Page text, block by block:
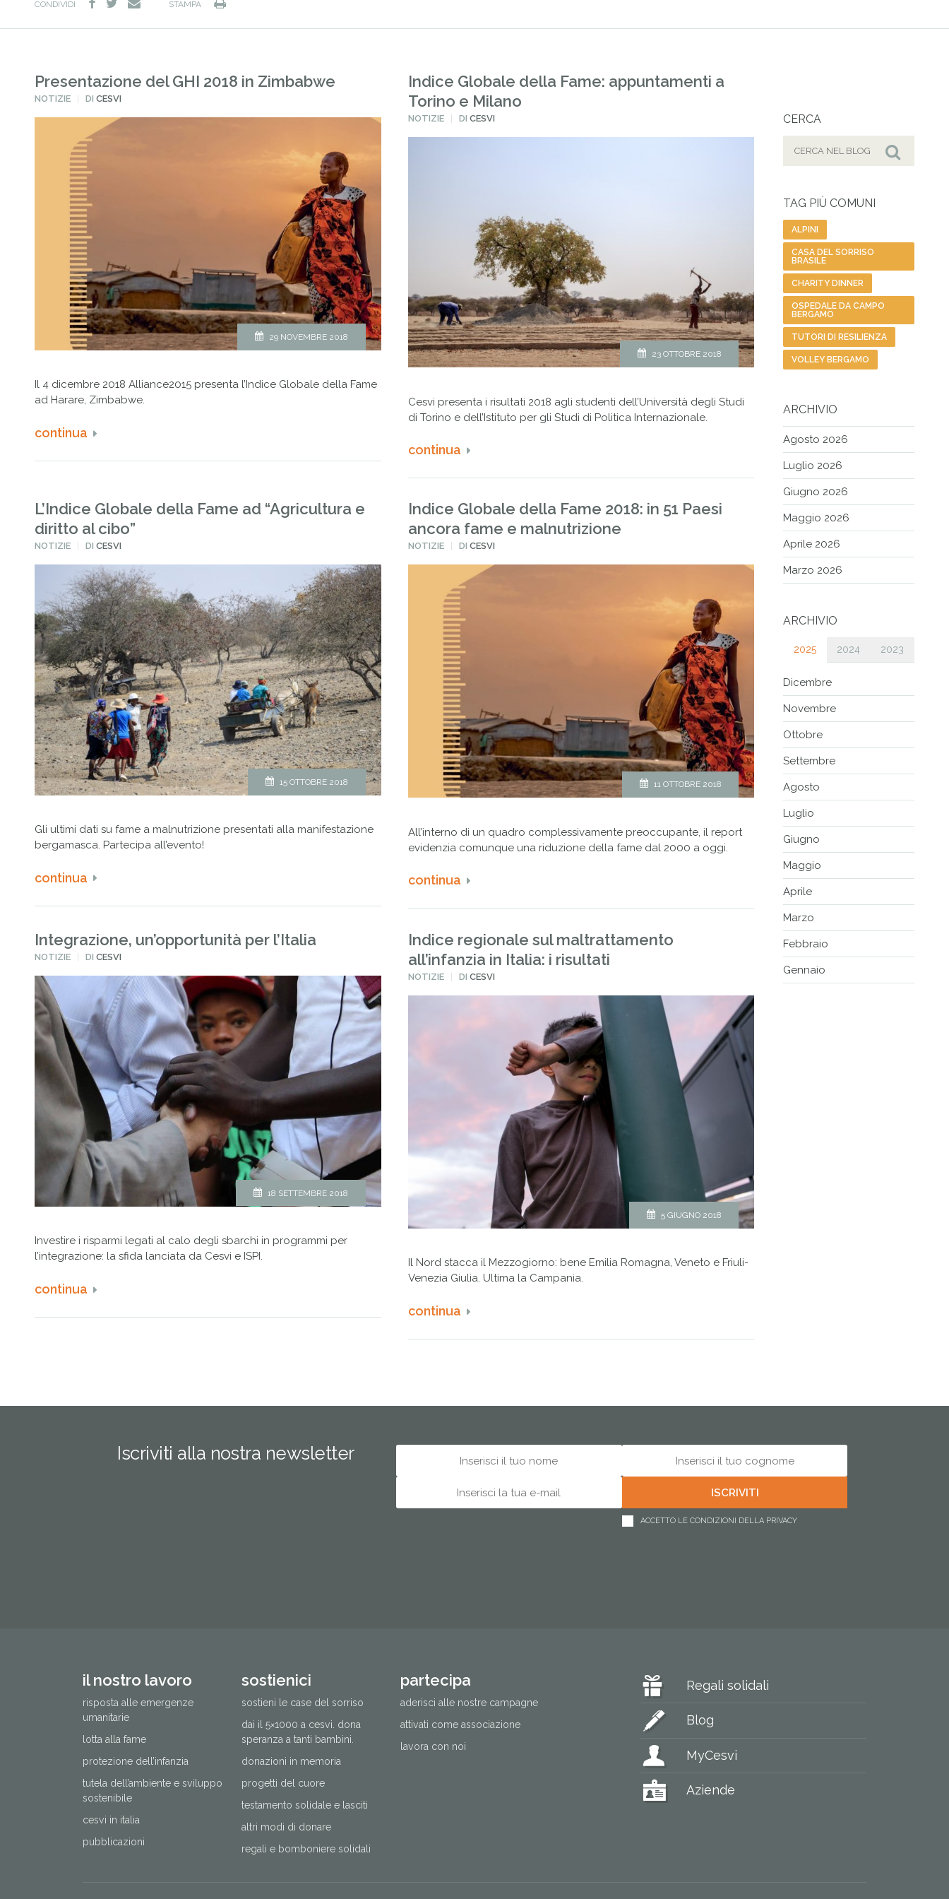
CONDIVIDI
e-
STAMPA
Presentazione del GHI 2018 in Zimbabwe
PUBBLICATO
NOTIZIE DICESVI
29 NOVEMBRE 2018
Il 4 dicembre 2018 Alliance2015 presenta l’Indice Globale della Fame
ad Harare, Zimbabwe.
continua
Indice Globale della Fame: appuntamenti a
Torino e Milano
PUBBLICATO
NOTIZIE DICESVI
23 OTTOBRE 2018
Cesvi presenta i risultati 2018 agli studenti dell’Università degli Studi
di Torino e dell’Istituto per gli Studi di Politica Internazionale.
continua
L’Indice Globale della Fame ad “Agricultura e
diritto al cibo”
PUBBLICATO
NOTIZIE DICESVI
15 OTTOBRE 2018
Gli ultimi dati su fame a malnutrizione presentati alla manifestazione
bergamasca. Partecipa all’evento!
continua
Indice Globale della Fame 2018: in 51 Paesi
ancora fame e malnutrizione
PUBBLICATO
NOTIZIE DICESVI
11 OTTOBRE 2018
All’interno di un quadro complessivamente preoccupante, il report
evidenzia comunque una riduzione della fame dal 2000 a oggi.
continua
Integrazione, un’opportunità per l’Italia
PUBBLICATO
NOTIZIE DICESVI
18 SETTEMBRE 2018
Investire i risparmi legati al calo degli sbarchi in programmi per
l’integrazione: la sfida lanciata da Cesvi e ISPI.
continua
Indice regionale sul maltrattamento
all’infanzia in Italia: i risultati
PUBBLICATO
NOTIZIE DICESVI
5 GIUGNO 2018
Il Nord stacca il Mezzogiorno: bene Emilia Romagna, Veneto e Friuli-
Venezia Giulia. Ultima la Campania.
continua
CERCA
Cerca
TAG PIÙ COMUNI
ALPINI
CASA DEL SORRISO
BRASILE
CHARITY DINNER
OSPEDALE DA CAMPO
BERGAMO
TUTORI DI RESILIENZA
VOLLEY BERGAMO
ARCHIVIO
Agosto 2026
Luglio 2026
Giugno 2026
Maggio 2026
Aprile 2026
Marzo 2026
ARCHIVIO
2025 2024 2023
Dicembre
Novembre
Ottobre
Settembre
Agosto
Luglio
Giugno
Maggio
Aprile
Marzo
Febbraio
Gennaio
Iscriviti alla nostra newsletter
ACCETTO LE CONDIZIONI DELLA PRIVACY
il nostro lavoro
risposta alle emergenze
umanitarie
lotta alla fame
protezione dell’infanzia
tutela dell’ambiente e sviluppo
sostenibile
cesvi in italia
pubblicazioni
sostienici
sostieni le case del sorriso
dai il 5×1000 a cesvi. dona
speranza a tanti bambini.
donazioni in memoria
progetti del cuore
testamento solidale e lasciti
altri modi di donare
regali e bomboniere solidali
partecipa
aderisci alle nostre campagne
attivati come associazione
lavora con noi
Regali solidali
Blog
MyCesvi
Aziende